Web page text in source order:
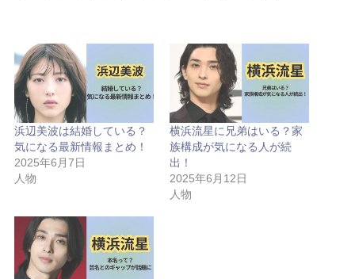
浜辺美波は結婚している？
気になる最新情報まとめ！
2025年6月7日
人物
横浜流星に兄弟はいる？家
族構成が気になる人が続
出！
2025年6月12日
人物